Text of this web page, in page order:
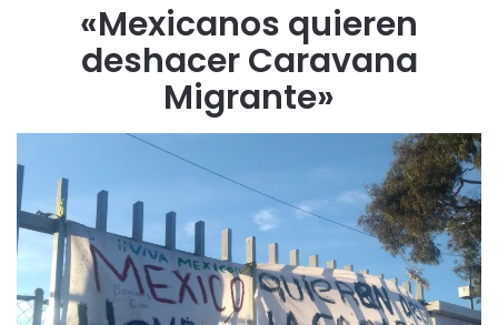
«Mexicanos quieren
deshacer Caravana
Migrante»